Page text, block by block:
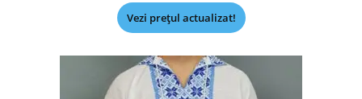
Vezi prețul actualizat!